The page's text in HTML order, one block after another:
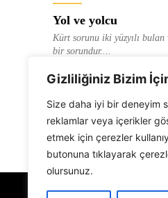
Gizliliğiniz Bizim
Size daha iyi bir deneyim
reklamlar veya içerikler
etmek için çerezler
butonuna tıklayarak
olursunuz.
Yol ve yolcu
Kürt sorunu iki yüzyılı
bir sorundur....